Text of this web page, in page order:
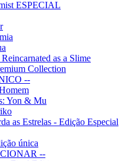
ESPECIAL
as a Slime
Collection
--
Yon & Mu
as Estrelas - Edição Especial
única
--